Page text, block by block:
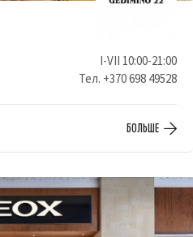
I-VII 10:00-21:00
Тел. +370 698 49528
БОЛЬШЕ